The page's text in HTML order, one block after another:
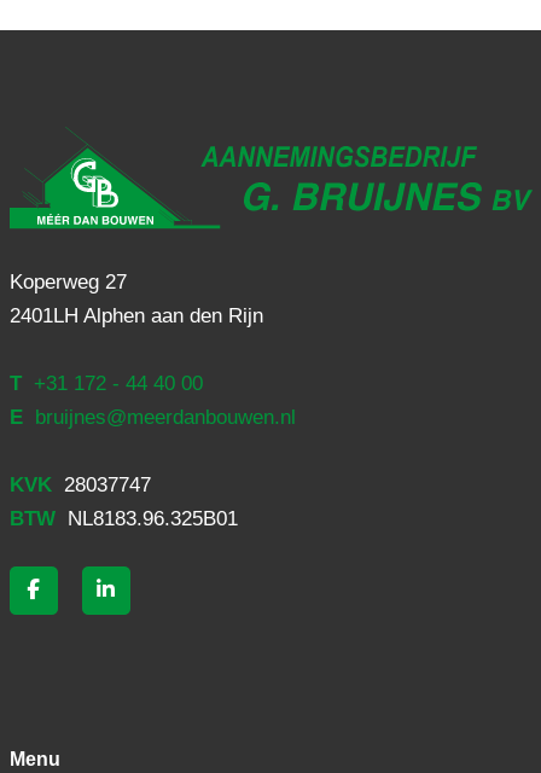
Koperweg 27
2401LH Alphen aan den Rijn
T
+31 172 - 44 40 00
E
bruijnes@meerdanbouwen.nl
KVK
28037747
BTW
NL8183.96.325B01
Menu